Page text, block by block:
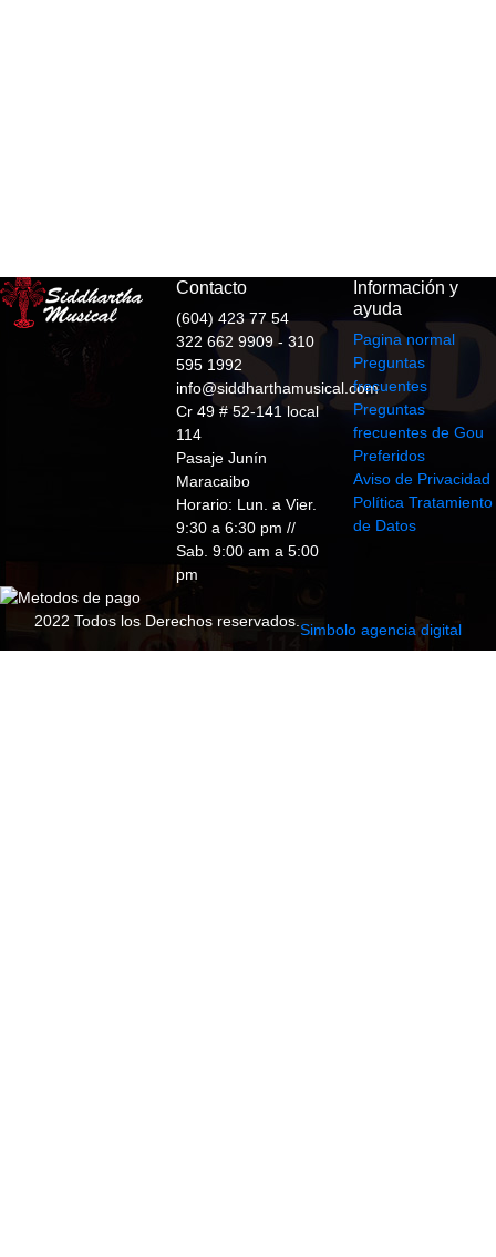
Contacto
(604) 423 77 54
322 662 9909 - 310
595 1992
info@siddharthamusical.com
Cr 49 # 52-141 local
114
Pasaje Junín
Maracaibo
Horario: Lun. a Vier.
9:30 a 6:30 pm //
Sab. 9:00 am a 5:00
pm
Información y
ayuda
Pagina normal
Preguntas
frecuentes
Preguntas
frecuentes de Gou
Preferidos
Aviso de Privacidad
Política Tratamiento
de Datos
2022 Todos los Derechos reservados. Simbolo agencia digital